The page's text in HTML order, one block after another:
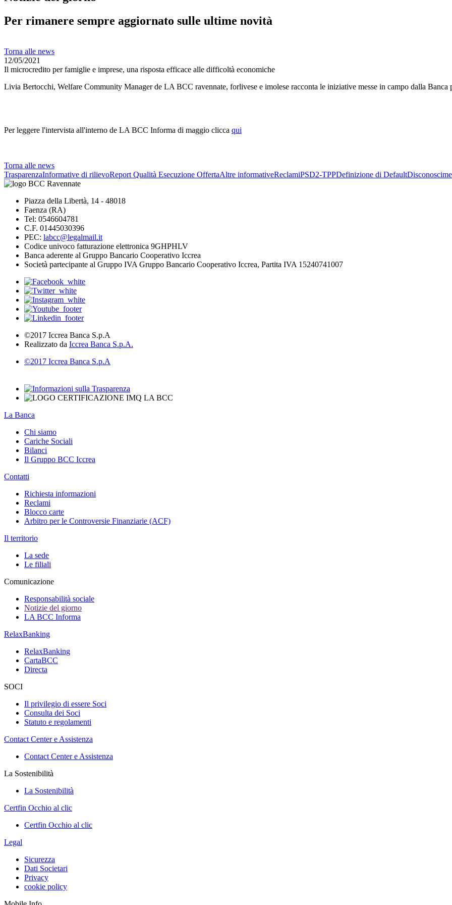
Per rimanere sempre aggiornato sulle ultime novità
Torna alle news
12/05/2021
Il microcredito per famiglie e imprese, una risposta efficace alle difficoltà economiche
Livia Bertocchi, Welfare Community Manager de LA BCC ravennate, forlivese e imolese racconta le iniziative messe in campo dalla Banca
Per leggere l'intervista all'interno de LA BCC Informa di maggio clicca qui
Torna alle news
TrasparenzaInformative di rilievoReport Qualità Esecuzione OffertaAltre informativeReclamiPSD2-TPPDefinizione di Default
Piazza della Libertà, 14 - 48018
Faenza (RA)
Tel: 0546604781
C.F. 01445030396
PEC: labcc@legalmail.it
Codice univoco fatturazione elettronica 9GHPHLV
Banca aderente al Gruppo Bancario Cooperativo Iccrea
Società partecipante al Gruppo IVA Gruppo Bancario Cooperativo Iccrea, Partita IVA 15240741007
©2017 Iccrea Banca S.p.A
Realizzato da Iccrea Banca S.p.A.
©2017 Iccrea Banca S.p.A
La Banca
Chi siamo
Cariche Sociali
Bilanci
Il Gruppo BCC Iccrea
Contatti
Richiesta informazioni
Reclami
Blocco carte
Arbitro per le Controversie Finanziarie (ACF)
Il territorio
La sede
Le filiali
Comunicazione
Responsabilità sociale
Notizie del giorno
LA BCC Informa
RelaxBanking
RelaxBanking
CartaBCC
Directa
SOCI
Il privilegio di essere Soci
Consulta dei Soci
Statuto e regolamenti
Contact Center e Assistenza
Contact Center e Assistenza
La Sostenibilità
La Sostenibilità
Certfin Occhio al clic
Certfin Occhio al clic
Legal
Sicurezza
Dati Societari
Privacy
cookie policy